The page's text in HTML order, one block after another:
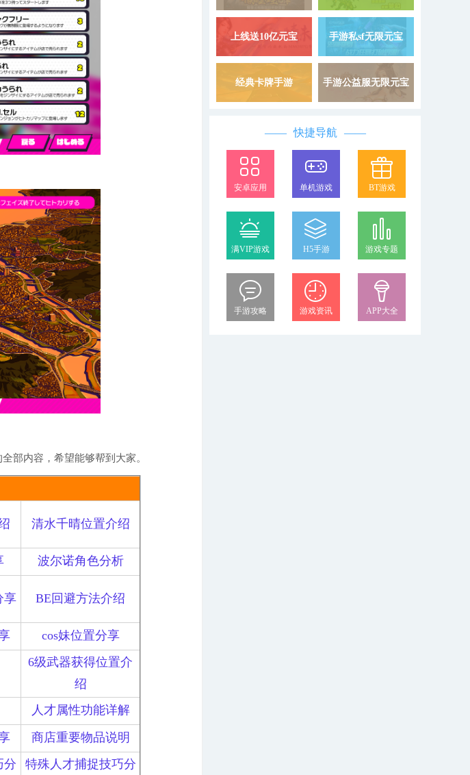
全部内容，希望能够帮到大家。
清水千晴位置介绍
波尔诺角色分析
享 BE回避方法介绍
cos妹位置分享
6级武器获得位置介
绍
人才属性功能详解
商店重要物品说明
分
特殊人才捕捉技巧分
上线送10亿元宝 详情 »
手游私sf无限元宝
经典卡牌手游 详情 »
手游公益服无限元宝
快捷导航
安卓应用 单机游戏 BT游戏
满VIP游戏 H5手游 游戏专题
手游攻略 游戏资讯 APP大全